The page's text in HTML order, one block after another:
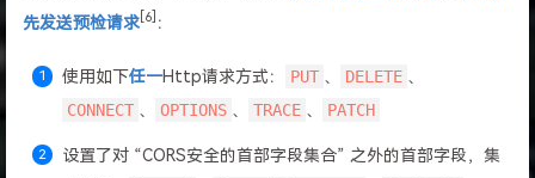
先发送预检请求 [6] ：
使用如下任一Http请求方式： PUT 、 DELETE 、
CONNECT 、 OPTIONS 、 TRACE 、 PATCH
设置了对 “CORS安全的首部字段集合” 之外的首部字段，集